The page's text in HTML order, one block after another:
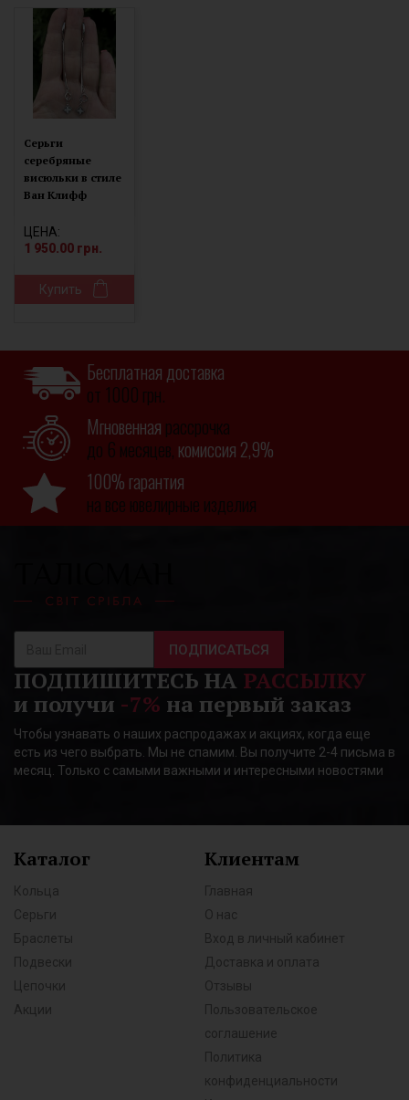
Серьги
серебряные
висюльки в стиле
Ван Клифф
ЦЕНА:
1 950.00 грн.
Купить
Бесплатная доставка
от 1000 грн.
Мгновенная рассрочка
до 6 месяцев, комиссия 2,9%
100% гарантия
на все ювелирные изделия
ПОДПИСАТЬСЯ
ПОДПИШИТЕСЬ НА РАССЫЛКУ
и получи -7% на первый заказ
Чтобы узнавать о наших распродажах и акциях, когда еще
есть из чего выбрать. Мы не спамим. Вы получите 2-4 письма в
месяц. Только с самыми важными и интересными новостями
Каталог
Кольца
Серьги
Браслеты
Подвески
Цепочки
Акции
Клиентам
Главная
О нас
Вход в личный кабинет
Доставка и оплата
Отзывы
Пользовательское
соглашение
Политика
конфиденциальности